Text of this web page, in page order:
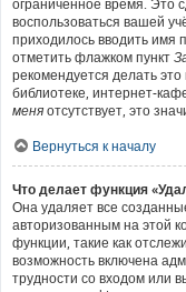
ограниченное время. Это
воспользоваться вашей
приходилось вводить имя
отметить флажком пункт
рекомендуется делать
библиотеке, интернет-
меня отсутствует, это
Вернуться к началу
Что делает функция
Она удаляет все
авторизованным на этой
функции, такие как
возможность включена
трудности со входом или